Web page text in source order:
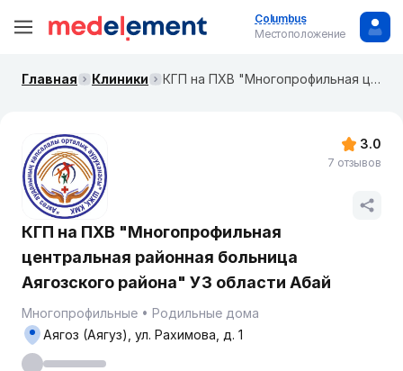
Columbus
Местоположение
Главная Клиники КГП на ПХВ "Многопрофильная центральная районная больница Аягозского района" УЗ области Абай
КГП на ПХВ "Многопрофильная
центральная районная больница
Аягозского района" УЗ области Абай
Многопрофильные Родильные дома
Аягоз (Аягуз), ул. Рахимова, д. 1
3.0
7 отзывов